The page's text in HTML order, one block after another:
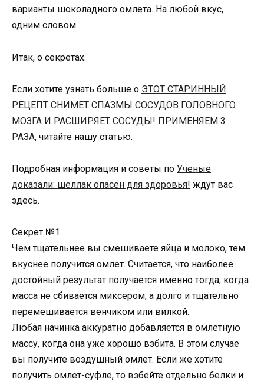
варианты шоколадного омлета. На любой вкус,
одним словом.
Итак, о секретах.
Если хотите узнать больше о ЭТОТ СТАРИННЫЙ
РЕЦЕПТ СНИМЕТ СПАЗМЫ СОСУДОВ ГОЛОВНОГО
МОЗГА И РАСШИРЯЕТ СОСУДЫ! ПРИМЕНЯЕМ 3
РАЗА, читайте нашу статью.
Подробная информация и советы по Ученые
доказали: шеллак опасен для здоровья! ждут вас
здесь.
Секрет №1
Чем тщательнее вы смешиваете яйца и молоко, тем
вкуснее получится омлет. Считается, что наиболее
достойный результат получается именно тогда, когда
масса не сбивается миксером, а долго и тщательно
перемешивается венчиком или вилкой.
Любая начинка аккуратно добавляется в омлетную
массу, когда она уже хорошо взбита. В этом случае
вы получите воздушный омлет. Если же хотите
получить омлет-суфле, то взбейте отдельно белки и